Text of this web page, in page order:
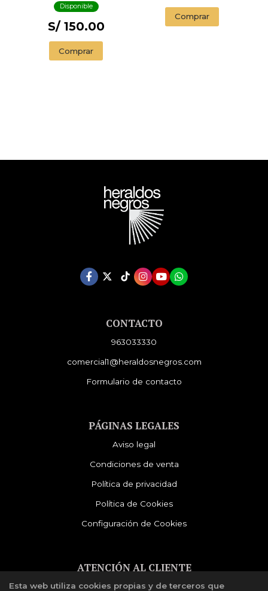
Disponible
S/ 150.00
Comprar
Comprar
CONTACTO
963033330
comercial1@heraldosnegros.com
Formulario de contacto
PÁGINAS LEGALES
Aviso legal
Condiciones de venta
Política de privacidad
Política de Cookies
Configuración de Cookies
ATENCIÓN AL CLIENTE
Quiénes somos
Esta web utiliza cookies propias y de terceros que